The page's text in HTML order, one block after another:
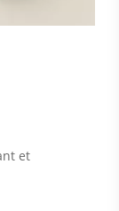
et